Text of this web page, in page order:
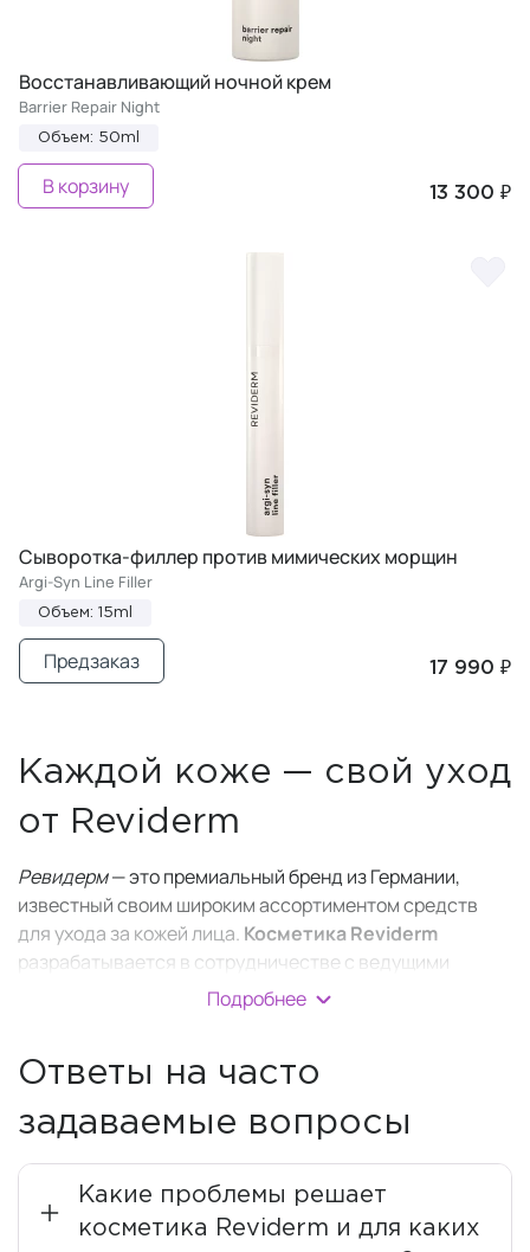
Восстанавливающий ночной крем
Barrier Repair Night
Объем: 50ml
13 300 ₽
В корзину
Сыворотка-филлер против мимических морщин
Argi-Syn Line Filler
Объем: 15ml
17 990 ₽
Предзаказ
Каждой коже — свой уход
от Reviderm
Ревидерм— это премиальный бренд из Германии,
известный своим широким ассортиментом средств
для ухода за кожей лица. Косметика Reviderm
разрабатывается в сотрудничестве с ведущими
дерматологами с 1986 года, чтобы предложить
индивидуальный уход за вашей кожей.
Компания использует передовые технологии и
медицинские исследования, чтобы
создаватьвысокоэффективную косметику
Производитель является международным лидером в
областимикродермабразиии делает ставку на
«Качество, сделанное в Германии». Все средства
производятся с учетом последних научных
Подробнее
Ответы на часто
задаваемые вопросы
Какие проблемы решает
косметика Reviderm и для каких